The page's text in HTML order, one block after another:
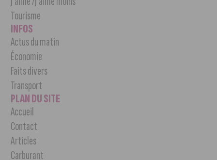
Tourisme
INFOS
Actus du matin
Économie
Faits divers
Transport
PLAN DU SITE
Accueil
Contact
Articles
Carburant